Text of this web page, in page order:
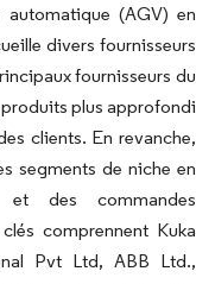
(AGV) en
divers fournisseurs
fournisseurs du
plus approfondi
clients. En revanche,
segments de niche en
et des commandes
comprennent Kuka
Pvt Ltd, ABB Ltd.,